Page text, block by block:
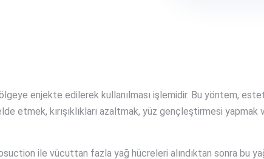
enjekte edilerek kullanılması işlemidir. Bu yöntem,
etmek, kırışıklıkları azaltmak, yüz gençleştirmesi
ile vücuttan fazla yağ hücreleri alındıktan sonra bu